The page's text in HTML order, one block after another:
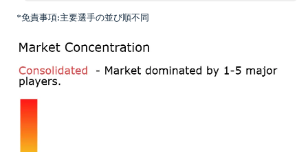
*免責事項:主要選手の並び順不同